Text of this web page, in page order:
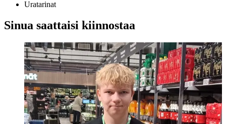
Uratarinat
Sinua saattaisi kiinnostaa